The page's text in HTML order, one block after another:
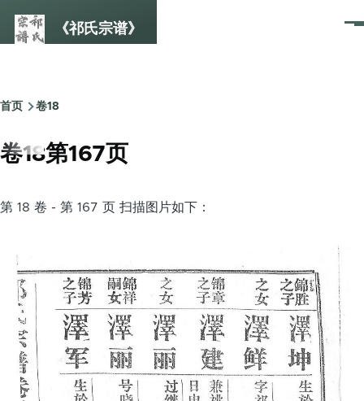
《祁氏宗谱》
菜
面
包
屑
首页 卷18
卷18第167页
第 18 卷 - 第 167 页 扫描图片如下：